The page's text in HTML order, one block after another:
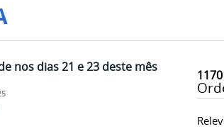
1170
nos dias 21 e 23 deste mês